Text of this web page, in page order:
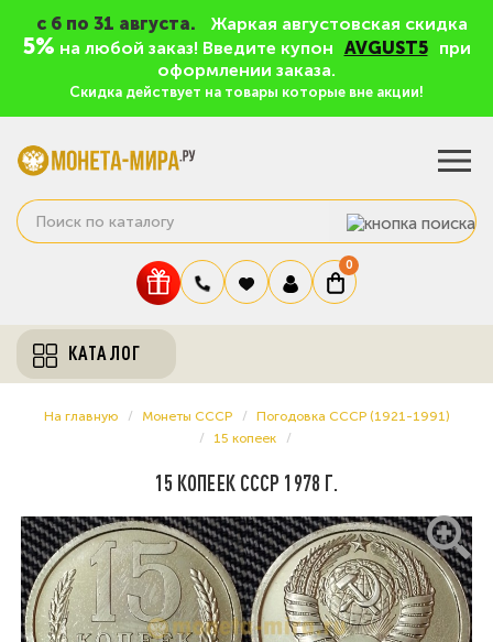
c 6 по 31 августа. Жаркая августовская скидка
5% на любой заказ! Введите купон AVGUST5
при
оформлении заказа.
Скидка действует на товары которые вне акции!
0
КАТАЛОГ
На главную Монеты СССР
Погодовка СССР (1921-1991)
15 копеек
15 КОПЕЕК СССР 1978 Г.